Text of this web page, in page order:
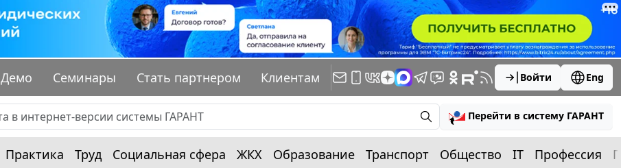
Демо Семинары Стать партнером Клиентам Войти Eng
Перейти в систему ГАРАНТ
Практика Труд Социальная сфера ЖКХ Образование Транспорт Общество IT Профессия